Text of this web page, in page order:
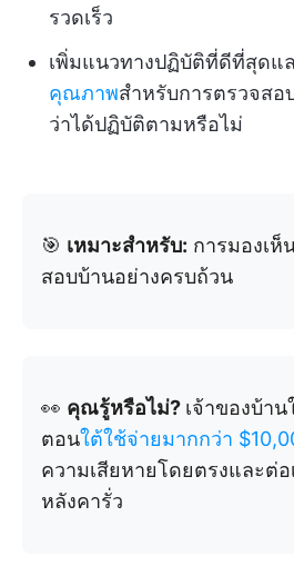
รวดเร็ว
เพิ่มแนวทางปฏิบัติที่ดีที่สุดแ
คุณภาพสำหรับการตรวจส
ว่าได้ปฏิบัติตามหรือไม่
🎯 เหมาะสำหรับ: การมองเห็
สอบบ้านอย่างครบถ้วน
👀 คุณรู้หรือไม่? เจ้าของบ้า
ตอนใต้ใช้จ่ายมากกว่า
ความเสียหายโดยตรงและต่อ
หลังคารั่ว